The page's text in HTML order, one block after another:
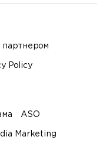
партнером
Policy
ASO
Marketing